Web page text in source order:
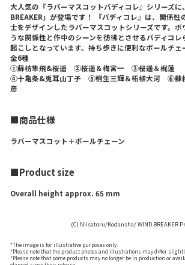
大人気の『ラバーマスコットバディコレ』シリーズ
BREAKER」が登場です！ 『バディコレ』は、関係性
士をデザインしたラバーマスコットシリーズです。ボ
うな関係性と作中のシーンを彷彿とさせるバディコレ
起こしとなっています。持ち歩きに便利なボールチェ
全6種
①蘇枋隼飛&桜遥 ②桜遥＆梅宮一 ③桜遥＆梶蓮
④十亀条&兎耳山丁子 ⑤桐生三輝＆柘植大河 ⑥蘇
彦
■商品仕様
ラバーマスコット＋ボールチェーン
■Product size
Overall height approx. 65 mm
(C) Niisatoru/Kodansha/ WIND BREAKER
*The image is for illustrative purposes only.
*Please note that the product photos and illustrations may differ
*Please note that some products may no longer be in production or